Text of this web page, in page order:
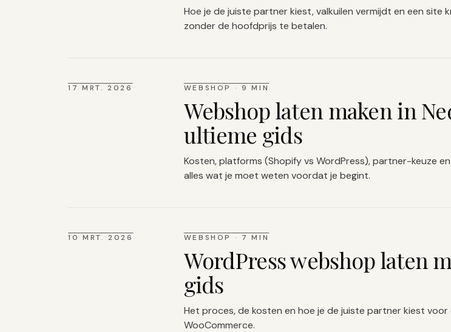
Hoe je de juiste partner kiest, valkuilen vermijdt en een site
zonder de hoofdprijs te betalen.
17 MRT. 2026 WEBSHOP ·9 MIN
Webshop laten maken in
ultieme gids
Kosten, platforms (Shopify vs WordPress), partner-keuze
alles wat je moet weten voordat je begint.
10 MRT. 2026 WEBSHOP · 7 MIN
WordPress webshop laten
gids
Het proces, de kosten en hoe je de juiste partner kiest voor
WooCommerce.